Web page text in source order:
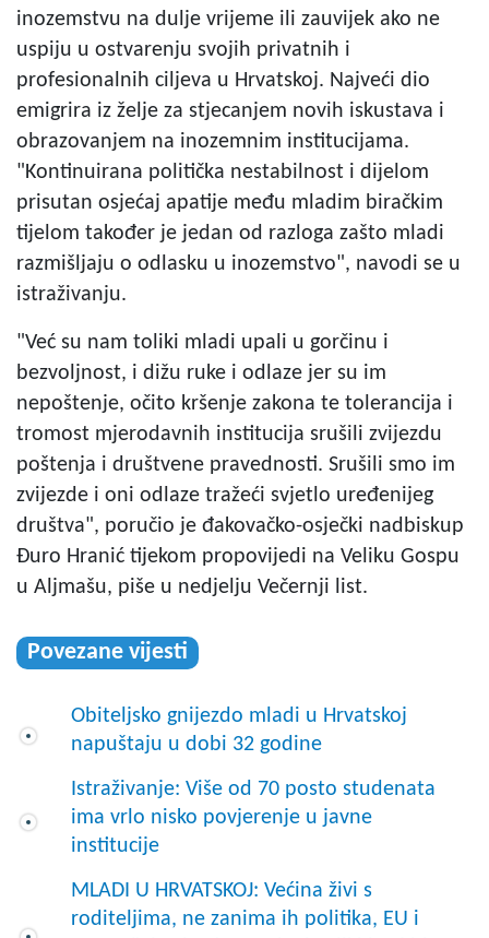
inozemstvu na dulje vrijeme ili zauvijek ako ne
uspiju u ostvarenju svojih privatnih i
profesionalnih ciljeva u Hrvatskoj. Najveći dio
emigrira iz želje za stjecanjem novih iskustava i
obrazovanjem na inozemnim institucijama.
"Kontinuirana politička nestabilnost i dijelom
prisutan osjećaj apatije među mladim biračkim
tijelom također je jedan od razloga zašto mladi
razmišljaju o odlasku u inozemstvo", navodi se u
istraživanju.
"Već su nam toliki mladi upali u gorčinu i
bezvoljnost, i dižu ruke i odlaze jer su im
nepoštenje, očito kršenje zakona te tolerancija i
tromost mjerodavnih institucija srušili zvijezdu
poštenja i društvene pravednosti. Srušili smo im
zvijezde i oni odlaze tražeći svjetlo uređenijeg
društva", poručio je đakovačko-osječki nadbiskup
Đuro Hranić tijekom propovijedi na Veliku Gospu
u Aljmašu, piše u nedjelju Večernji list.
Povezane vijesti
Obiteljsko gnijezdo mladi u Hrvatskoj
napuštaju u dobi 32 godine
Istraživanje: Više od 70 posto studenata
ima vrlo nisko povjerenje u javne
institucije
MLADI U HRVATSKOJ: Većina živi s
roditeljima, ne zanima ih politika, EU i